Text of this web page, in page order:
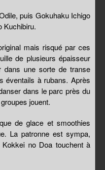
puis Gokuhaku Ichigo
Kuchibiru.
mais risqué par ces
de plusieurs épaisseur
une sorte de transe
éventails à rubans. Après
dans le parc près du
jouent.
de glace et smoothies
La patronne est sympa,
no Doa touchent à